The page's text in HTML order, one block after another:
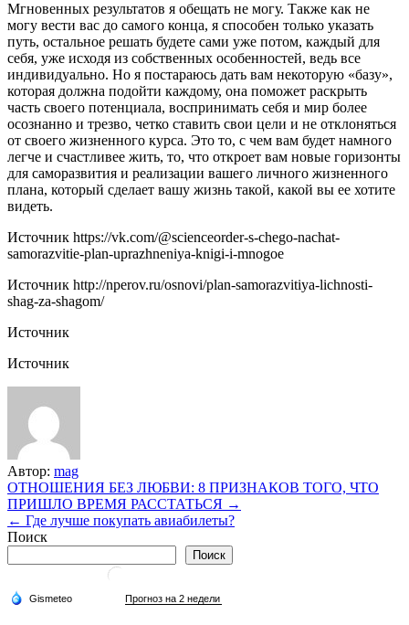
Мгновенных результатов я обещать не могу. Также как не
могу вести вас до самого конца, я способен только указать
путь, остальное решать будете сами уже потом, каждый для
себя, уже исходя из собственных особенностей, ведь все
индивидуально. Но я постараюсь дать вам некоторую «базу»,
которая должна подойти каждому, она поможет раскрыть
часть своего потенциала, воспринимать себя и мир более
осознанно и трезво, четко ставить свои цели и не отклоняться
от своего жизненного курса. Это то, с чем вам будет намного
легче и счастливее жить, то, что откроет вам новые горизонты
для саморазвития и реализации вашего личного жизненного
плана, который сделает вашу жизнь такой, какой вы ее хотите
видеть.
Источник https://vk.com/@scienceorder-s-chego-nachat-
samorazvitie-plan-uprazhneniya-knigi-i-mnogoe
Источник http://nperov.ru/osnovi/plan-samorazvitiya-lichnosti-
shag-za-shagom/
Источник
Источник
Автор: mag
Навигация
по
записям
ОТНОШЕНИЯ БЕЗ ЛЮБВИ: 8 ПРИЗНАКОВ ТОГО, ЧТО
ПРИШЛО ВРЕМЯ РАССТАТЬСЯ →
← Где лучше покупать авиабилеты?
Поиск
Поиск